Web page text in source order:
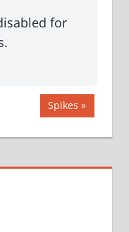
for
Nächster
Beitrag:
Spikes